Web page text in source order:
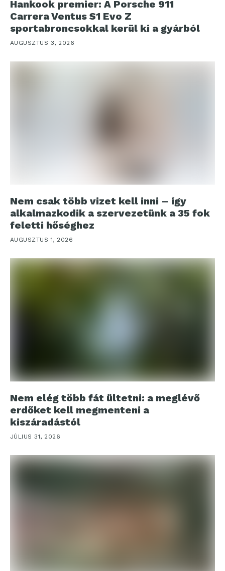
Hankook premier: A Porsche 911
Carrera Ventus S1 Evo Z
sportabroncsokkal kerül ki a gyárból
AUGUSZTUS 3, 2026
Nem csak több vizet kell inni – így
alkalmazkodik a szervezetünk a 35 fok
feletti hőséghez
AUGUSZTUS 1, 2026
Nem elég több fát ültetni: a meglévő
erdőket kell megmenteni a
kiszáradástól
JÚLIUS 31, 2026